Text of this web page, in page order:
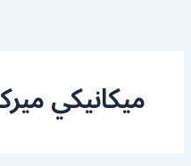
ميكانيكي